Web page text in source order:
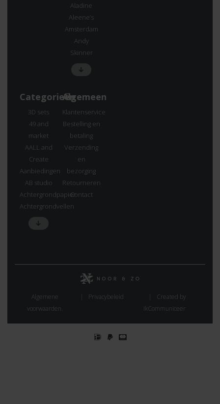
Aladine
Aleene’s
Amsterdam
Andy
Skinner
Categorieën
3D sets
49 and
market
AALL and
Create
Aanbiedingen
AB studio
Achtergrondpapier
Achtergrondvellen
Algemeen
Klantenservice
Bestelling en
betaling
Verzending
en
bezorging
Retourneren
Contact
Algemene
voorwaarden.
Privacybeleid
Created by
IkCommuniceer